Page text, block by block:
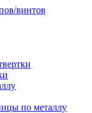
винтов
по металлу